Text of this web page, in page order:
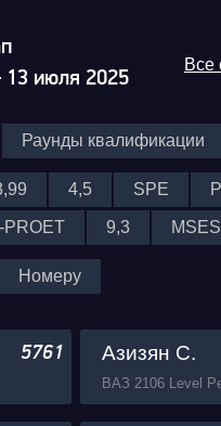
июля 2025
Все
Раунды квалификации
4,5 SPE
PROET 9,3 MSES
Номеру
5761 Азизян С.
ВАЗ 2106 Level